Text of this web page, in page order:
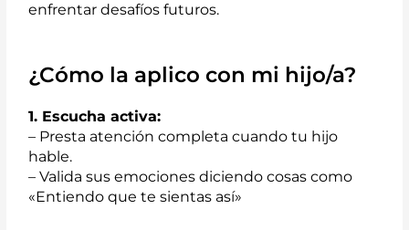
enfrentar desafíos futuros.
¿Cómo la aplico con mi hijo/a?
1. Escucha activa:
– Presta atención completa cuando tu hijo
hable.
– Valida sus emociones diciendo cosas como
«Entiendo que te sientas así»